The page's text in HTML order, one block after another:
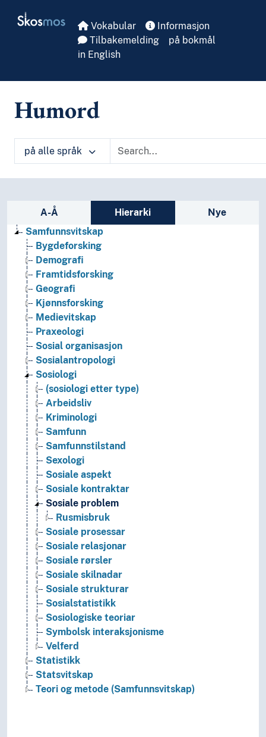
Skosmos Vokabular
Informasjon
Tilbakemelding
på bokmål
in English
Humord
på alle språk
Sidefelt: navigér i vokabularet
A-Å Hierarki
Nye
Samfunnsvitskap
Bygdeforsking
Demografi
Framtidsforsking
Geografi
Kjønnsforsking
Medievitskap
Praxeologi
Sosial organisasjon
Sosialantropologi
Sosiologi
(sosiologi etter type)
Arbeidsliv
Kriminologi
Samfunn
Samfunnstilstand
Sexologi
Sosiale aspekt
Sosiale kontraktar
Sosiale problem
Rusmisbruk
Sosiale prosessar
Sosiale relasjonar
Sosiale rørsler
Sosiale skilnadar
Sosiale strukturar
Sosialstatistikk
Sosiologiske teoriar
Symbolsk interaksjonisme
Velferd
Statistikk
Statsvitskap
Teori og metode (Samfunnsvitskap)